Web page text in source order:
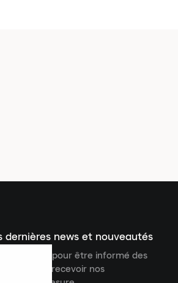
dernières news et nouveautés
Laced pour être informé des
et recevoir nos